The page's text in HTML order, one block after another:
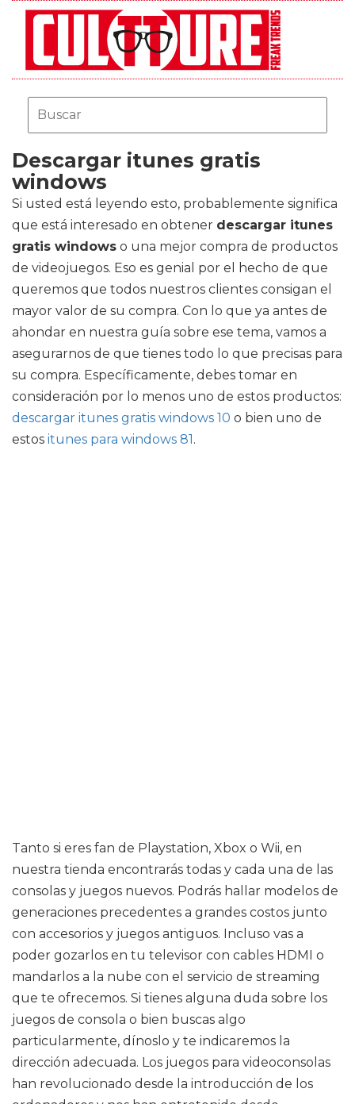
Descargar itunes gratis
windows
Si usted está leyendo esto, probablemente significa
que está interesado en obtener descargar itunes
gratis windows o una mejor compra de productos
de videojuegos. Eso es genial por el hecho de que
queremos que todos nuestros clientes consigan el
mayor valor de su compra. Con lo que ya antes de
ahondar en nuestra guía sobre ese tema, vamos a
asegurarnos de que tienes todo lo que precisas para
su compra. Específicamente, debes tomar en
consideración por lo menos uno de estos productos:
descargar itunes gratis windows 10 o bien uno de
estos itunes para windows 81.
Tanto si eres fan de Playstation, Xbox o Wii, en
nuestra tienda encontrarás todas y cada una de las
consolas y juegos nuevos. Podrás hallar modelos de
generaciones precedentes a grandes costos junto
con accesorios y juegos antiguos. Incluso vas a
poder gozarlos en tu televisor con cables HDMI o
mandarlos a la nube con el servicio de streaming
que te ofrecemos. Si tienes alguna duda sobre los
juegos de consola o bien buscas algo
particularmente, dínoslo y te indicaremos la
dirección adecuada. Los juegos para videoconsolas
han revolucionado desde la introducción de los